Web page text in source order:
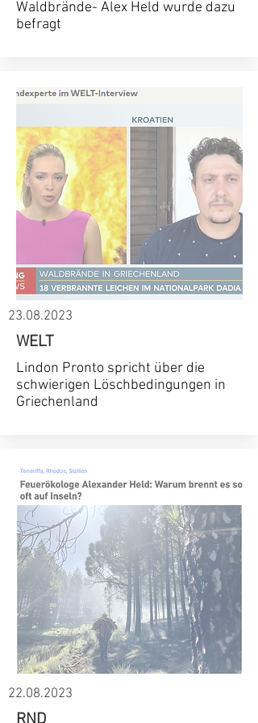
Waldbrände- Alex Held wurde dazu
befragt
23.08.2023
WELT
Lindon Pronto spricht über die
schwierigen Löschbedingungen in
Griechenland
22.08.2023